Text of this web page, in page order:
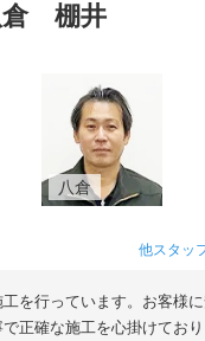
棚井
八倉
他スタッ
を行っています。お客様
正確な施工を心掛けてお